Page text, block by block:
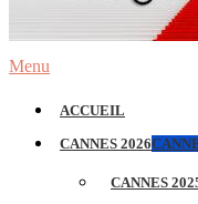
Menu
ACCUEIL
CANNES 2026
CANNES